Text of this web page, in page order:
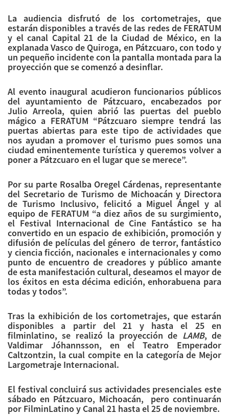
La audiencia disfrutó de los cortometrajes, que
estarán disponibles a través de las redes de FERATUM
y el canal Capital 21 de la Ciudad de México, en la
explanada Vasco de Quiroga, en Pátzcuaro, con todo y
un pequeño incidente con la pantalla montada para la
proyección que se comenzó a desinflar.
Al evento inaugural acudieron funcionarios públicos
del ayuntamiento de Pátzcuaro, encabezados por
Julio Arreola, quien abrió las puertas del pueblo
mágico a FERATUM “Pátzcuaro siempre tendrá las
puertas abiertas para este tipo de actividades que
nos ayudan a promover el turismo pues somos una
ciudad eminentemente turística y queremos volver a
poner a Pátzcuaro en el lugar que se merece”.
Por su parte Rosalba Oregel Cárdenas, representante
del Secretario de Turismo de Michoacán y Directora
de Turismo Inclusivo, felicitó a Miguel Ángel y al
equipo de FERATUM “a diez años de su surgimiento,
el Festival Internacional de Cine Fantástico se ha
convertido en un espacio de exhibición, promoción y
difusión de películas del género de terror, fantástico
y ciencia ficción, nacionales e internacionales y como
punto de encuentro de creadores y público amante
de esta manifestación cultural, deseamos el mayor de
los éxitos en esta décima edición, enhorabuena para
todas y todos”.
Tras la exhibición de los cortometrajes, que estarán
disponibles a partir del 21 y hasta el 25 en
filminlatino, se realizó la proyección de LAMB, de
Valdimar Jóhannsson, en el Teatro Emperador
Caltzontzin, la cual compite en la categoría de Mejor
Largometraje Internacional.
El festival concluirá sus actividades presenciales este
sábado en Pátzcuaro, Michoacán, pero continuarán
por FilminLatino y Canal 21 hasta el 25 de noviembre.